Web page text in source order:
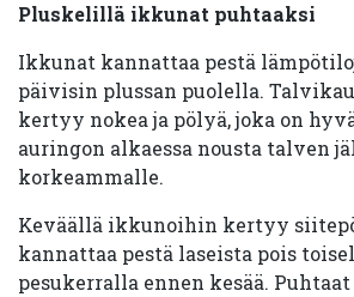
Pluskelillä ikkunat puhtaaksi
Ikkunat kannattaa pestä
päivisin plussan puolella.
kertyy nokea ja pölyä, joka on
auringon alkaessa nousta talven
korkeammalle.
Keväällä ikkunoihin kertyy
kannattaa pestä laseista pois
pesukerralla ennen kesää.